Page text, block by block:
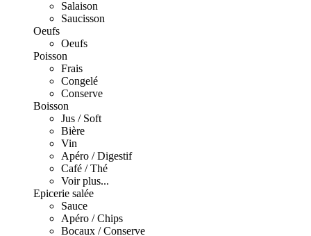
Salaison
Saucisson
Oeufs
Oeufs
Poisson
Frais
Congelé
Conserve
Boisson
Jus / Soft
Bière
Vin
Apéro / Digestif
Café / Thé
Voir plus...
Epicerie salée
Sauce
Apéro / Chips
Bocaux / Conserve